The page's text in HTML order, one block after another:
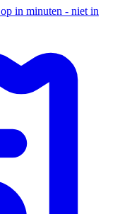
in minuten - niet in